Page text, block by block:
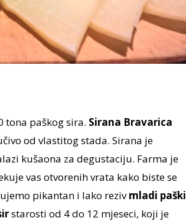
tona paškog sira. Sirana Bravarica
od vlastitog stada. Sirana je
kušaona za degustaciju. Farma je
vas otvorenih vrata kako biste se
pikantan i lako rezivmladi paški
starosti od 4 do 12 mjeseci, koji je